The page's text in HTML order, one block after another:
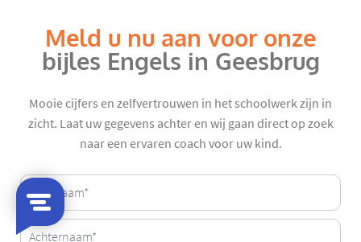
Meld u nu aan voor onze
bijles Engels in Geesbrug
Mooie cijfers en zelfvertrouwen in het schoolwerk zijn in
zicht. Laat uw gegevens achter en wij gaan direct op zoek
naar een ervaren coach voor uw kind.